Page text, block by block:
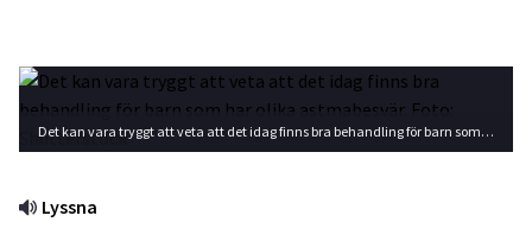
Det kan vara tryggt att veta att det idag finns bra behandling för barn som har olika astmabesvär. Foto: Shutterstock
Lyssna